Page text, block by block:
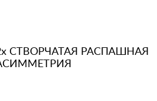
СТВОРЧАТАЯ РАСПАШНАЯ
на двери